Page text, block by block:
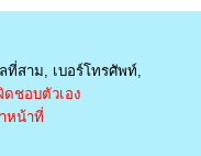
ที่สาม, เบอร์โทรศัพท์,
ชอบตัวเอง
หน้าที่